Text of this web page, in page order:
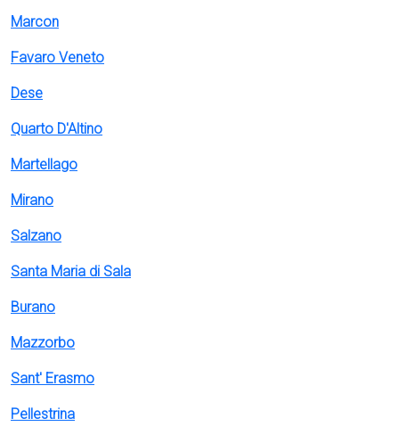
Marcon
Favaro Veneto
Dese
Quarto D'Altino
Martellago
Mirano
Salzano
Santa Maria di Sala
Burano
Mazzorbo
Sant' Erasmo
Pellestrina